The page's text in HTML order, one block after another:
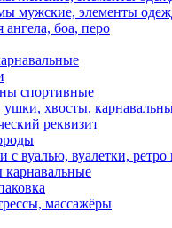
мужские, элементы
ангела, боа, перо
спортивные
хвосты,
реквизит
с вуалью, вуалетки, ретро
массажёры